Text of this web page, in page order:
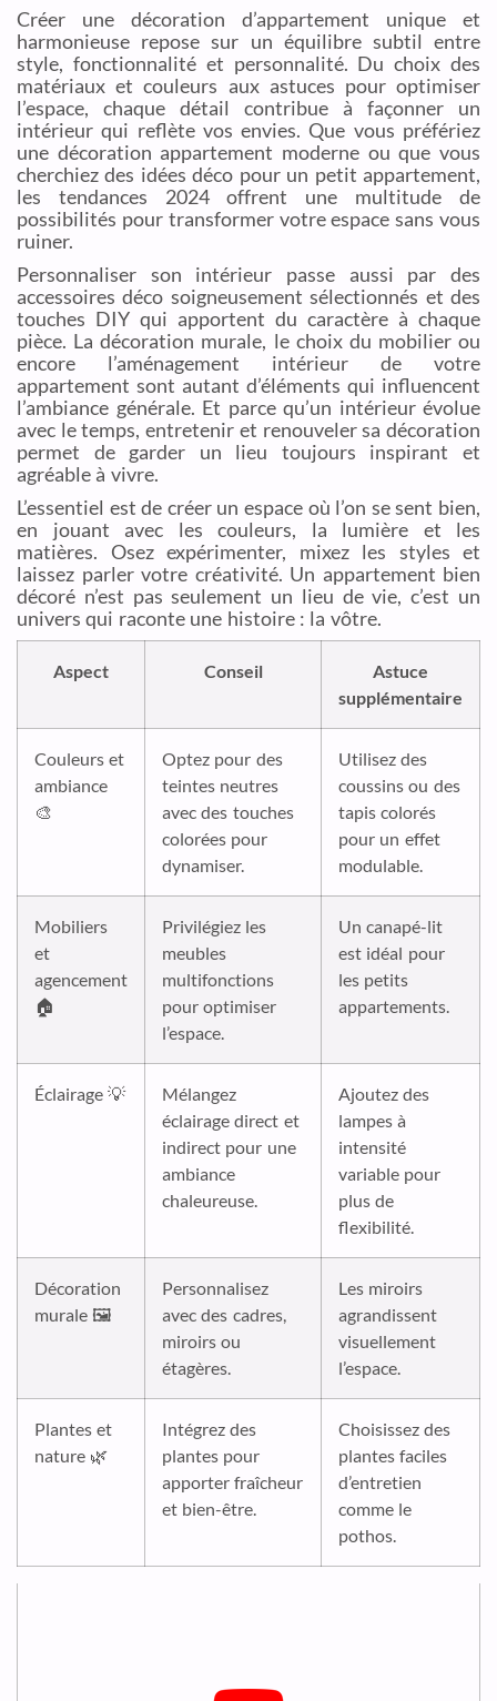
Créer une décoration d’appartement unique et
harmonieuse repose sur un équilibre subtil entre
style, fonctionnalité et personnalité. Du choix des
matériaux et couleurs aux astuces pour optimiser
l’espace, chaque détail contribue à façonner un
intérieur qui reflète vos envies. Que vous préfériez
une décoration appartement moderne ou que vous
cherchiez des idées déco pour un petit appartement,
les tendances 2024 offrent une multitude de
possibilités pour transformer votre espace sans vous
ruiner.
Personnaliser son intérieur passe aussi par des
accessoires déco soigneusement sélectionnés et des
touches DIY qui apportent du caractère à chaque
pièce. La décoration murale, le choix du mobilier ou
encore l’aménagement intérieur de votre
appartement sont autant d’éléments qui influencent
l’ambiance générale. Et parce qu’un intérieur évolue
avec le temps, entretenir et renouveler sa décoration
permet de garder un lieu toujours inspirant et
agréable à vivre.
L’essentiel est de créer un espace où l’on se sent bien,
en jouant avec les couleurs, la lumière et les
matières. Osez expérimenter, mixez les styles et
laissez parler votre créativité. Un appartement bien
décoré n’est pas seulement un lieu de vie, c’est un
univers qui raconte une histoire : la vôtre.
Aspect Conseil
Astuce
supplémentaire
Couleurs et
ambiance
🎨
Optez pour des
teintes neutres
avec des touches
colorées pour
dynamiser.
Utilisez des
coussins ou des
tapis colorés
pour un effet
modulable.
Mobiliers
et
agencement
🏠
Privilégiez les
meubles
multifonctions
pour optimiser
l’espace.
Un canapé-lit
est idéal pour
les petits
appartements.
Éclairage 💡
Mélangez
éclairage direct et
indirect pour une
ambiance
chaleureuse.
Ajoutez des
lampes à
intensité
variable pour
plus de
flexibilité.
Décoration
murale 🖼️
Personnalisez
avec des cadres,
miroirs ou
étagères.
Les miroirs
agrandissent
visuellement
l’espace.
Plantes et
nature 🌿
Intégrez des
plantes pour
apporter fraîcheur
et bien-être.
Choisissez des
plantes faciles
d’entretien
comme le
pothos.